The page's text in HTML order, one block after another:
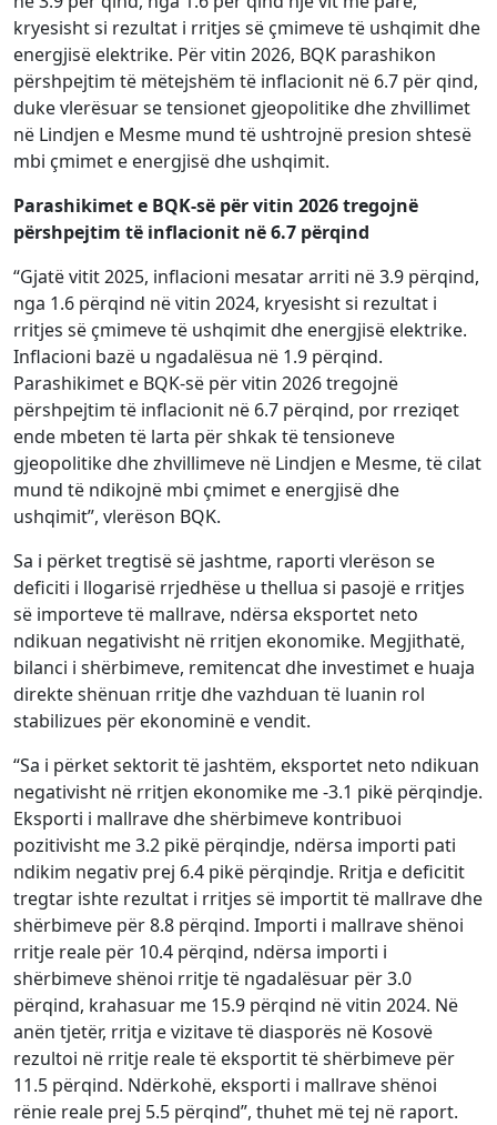
kryesisht si rezultat i rritjes së çmimeve të ushqimit dhe
energjisë elektrike. Për vitin 2026, BQK parashikon
përshpejtim të mëtejshëm të inflacionit në 6.7 për qind,
duke vlerësuar se tensionet gjeopolitike dhe zhvillimet
në Lindjen e Mesme mund të ushtrojnë presion shtesë
mbi çmimet e energjisë dhe ushqimit.
Parashikimet e BQK-së për vitin 2026 tregojnë
përshpejtim të inflacionit në 6.7 përqind
“Gjatë vitit 2025, inflacioni mesatar arriti në 3.9 përqind,
nga 1.6 përqind në vitin 2024, kryesisht si rezultat i
rritjes së çmimeve të ushqimit dhe energjisë elektrike.
Inflacioni bazë u ngadalësua në 1.9 përqind.
Parashikimet e BQK-së për vitin 2026 tregojnë
përshpejtim të inflacionit në 6.7 përqind, por rreziqet
ende mbeten të larta për shkak të tensioneve
gjeopolitike dhe zhvillimeve në Lindjen e Mesme, të cilat
mund të ndikojnë mbi çmimet e energjisë dhe
ushqimit”, vlerëson BQK.
Sa i përket tregtisë së jashtme, raporti vlerëson se
deficiti i llogarisë rrjedhëse u thellua si pasojë e rritjes
së importeve të mallrave, ndërsa eksportet neto
ndikuan negativisht në rritjen ekonomike. Megjithatë,
bilanci i shërbimeve, remitencat dhe investimet e huaja
direkte shënuan rritje dhe vazhduan të luanin rol
stabilizues për ekonominë e vendit.
“Sa i përket sektorit të jashtëm, eksportet neto ndikuan
negativisht në rritjen ekonomike me -3.1 pikë përqindje.
Eksporti i mallrave dhe shërbimeve kontribuoi
pozitivisht me 3.2 pikë përqindje, ndërsa importi pati
ndikim negativ prej 6.4 pikë përqindje. Rritja e deficitit
tregtar ishte rezultat i rritjes së importit të mallrave dhe
shërbimeve për 8.8 përqind. Importi i mallrave shënoi
rritje reale për 10.4 përqind, ndërsa importi i
shërbimeve shënoi rritje të ngadalësuar për 3.0
përqind, krahasuar me 15.9 përqind në vitin 2024. Në
anën tjetër, rritja e vizitave të diasporës në Kosovë
rezultoi në rritje reale të eksportit të shërbimeve për
11.5 përqind. Ndërkohë, eksporti i mallrave shënoi
rënie reale prej 5.5 përqind”, thuhet më tej në raport.